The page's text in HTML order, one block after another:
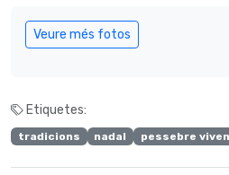
Veure més fotos
Etiquetes:
tradicions nadal pessebre